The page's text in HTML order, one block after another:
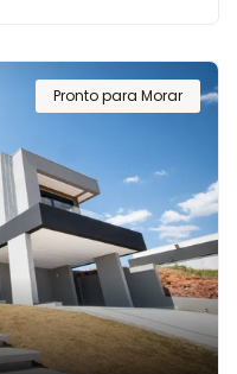
Pronto para Morar